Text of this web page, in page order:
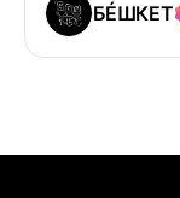
БÉШКЕТ